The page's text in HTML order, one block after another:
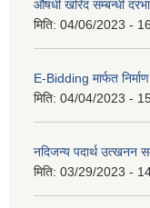
औषधी खरिद सम्बन्धी
मिति: 04/06/2023 -
E-Bidding मार्फत
मिति: 04/04/2023 -
नदिजन्य पदार्थ उत्खनन
मिति: 03/29/2023 -